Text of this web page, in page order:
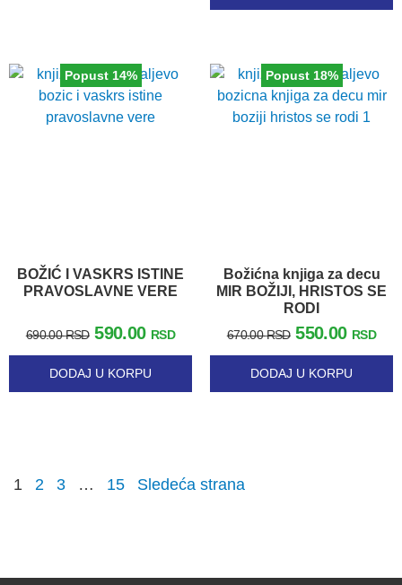
Popust 14%
BOŽIĆ I VASKRS ISTINE
PRAVOSLAVNE VERE
690.00RSD 590.00 RSD
DODAJ U KORPU
Popust 18%
Božićna knjiga za decu
MIR BOŽIJI, HRISTOS SE
RODI
670.00RSD 550.00 RSD
DODAJ U KORPU
1 2 3 … 15 Sledeća strana